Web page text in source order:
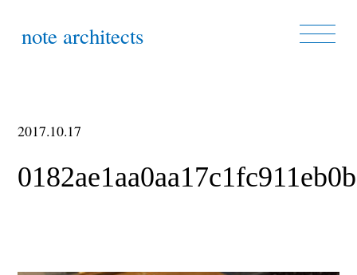
note architects
2017.10.17